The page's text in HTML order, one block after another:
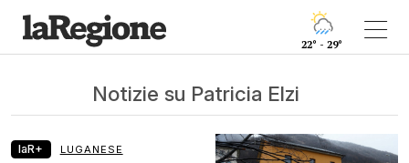
22° - 29°
Notizie su Patricia Elzi
laR+ LUGANESE